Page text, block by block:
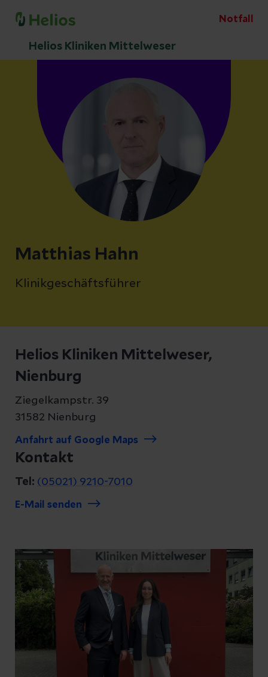
Notfall
Helios Kliniken Mittelweser
Matthias Hahn
Klinikgeschäftsführer
Helios Kliniken Mittelweser,
Nienburg
Ziegelkampstr. 39
31582 Nienburg
Anfahrt auf Google Maps
Kontakt
Tel: (05021) 9210-7010
E-Mail senden